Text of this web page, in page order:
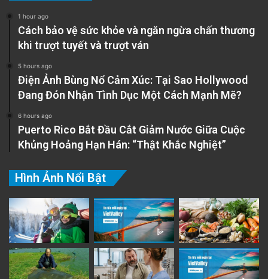
1 hour ago
Cách bảo vệ sức khỏe và ngăn ngừa chấn thương
khi trượt tuyết và trượt ván
5 hours ago
Điện Ảnh Bùng Nổ Cảm Xúc: Tại Sao Hollywood
Đang Đón Nhận Tình Dục Một Cách Mạnh Mẽ?
6 hours ago
Puerto Rico Bắt Đầu Cắt Giảm Nước Giữa Cuộc
Khủng Hoảng Hạn Hán: “Thật Khắc Nghiệt”
Hình Ảnh Nổi Bật